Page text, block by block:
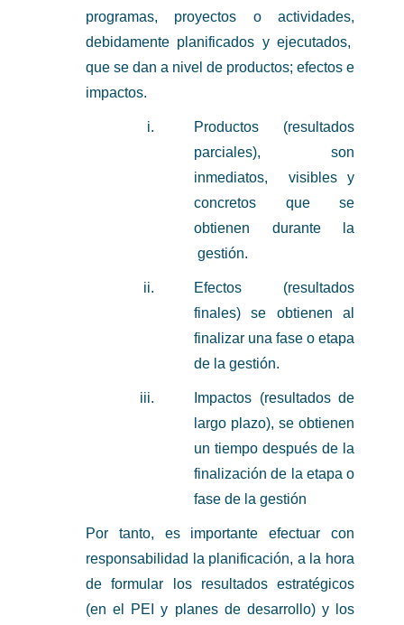
programas, proyectos o actividades,
debidamente planificados y ejecutados,
que se dan a nivel de productos; efectos e
impactos.
Productos (resultados
parciales), son
inmediatos, visibles y
concretos que se
obtienen durante la
gestión.
Efectos (resultados
finales) se obtienen al
finalizar una fase o etapa
de la gestión.
Impactos (resultados de
largo plazo), se obtienen
un tiempo después de la
finalización de la etapa o
fase de la gestión
Por tanto, es importante efectuar con
responsabilidad la planificación, a la hora
de formular los resultados estratégicos
(en el PEI y planes de desarrollo) y los